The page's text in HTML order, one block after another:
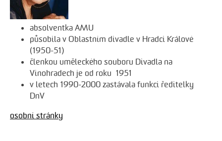
absolventka AMU
působila v Oblastním divadle v Hradci Králové
(1950-51)
členkou uměleckého souboru Divadla na
Vinohradech je od roku 1951
v letech 1990-2000 zastávala funkci ředitelky
DnV
osobní stránky